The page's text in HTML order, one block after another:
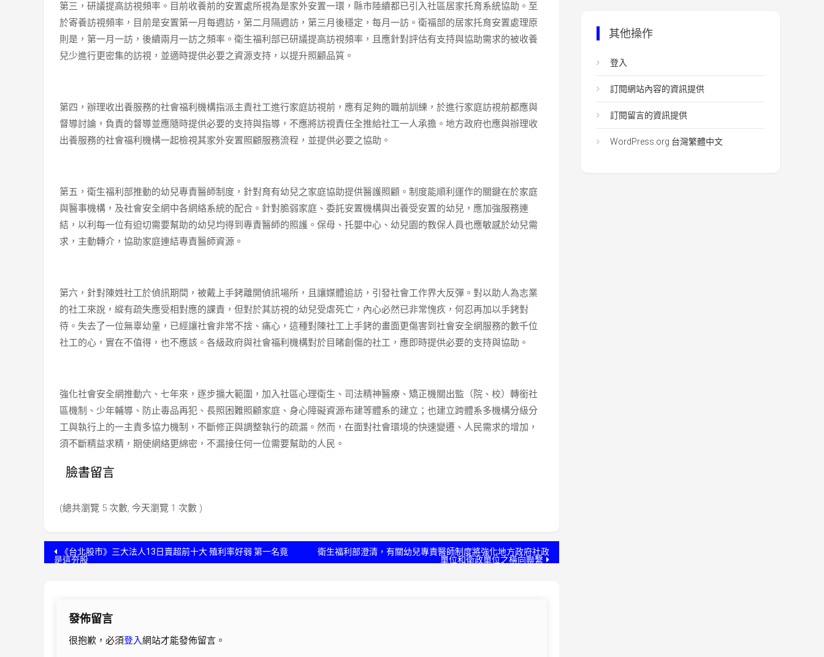
第三，研議提高訪視頻率。目前收養前的安置處所視為是家外安置一環，縣市陸續都已引入社區居家托育系統協助。至
於寄養訪視頻率，目前是安置第一月每週訪，第二月隔週訪，第三月後穩定，每月一訪。衛福部的居家托育安置處理原
則是，第一月一訪，後續兩月一訪之頻率。衛生福利部已研議提高訪視頻率，且應針對評估有支持與協助需求的被收養
兒少進行更密集的訪視，並適時提供必要之資源支持，以提升照顧品質。
第四，辦理收出養服務的社會福利機構指派主責社工進行家庭訪視前，應有足夠的職前訓練，於進行家庭訪視前都應與
督導討論，負責的督導並應隨時提供必要的支持與指導，不應將訪視責任全推給社工一人承擔。地方政府也應與辦理收
出養服務的社會福利機構一起檢視其家外安置照顧服務流程，並提供必要之協助。
第五，衛生福利部推動的幼兒專責醫師制度，針對育有幼兒之家庭協助提供醫護照顧。制度能順利運作的關鍵在於家庭
與醫事機構，及社會安全網中各網絡系統的配合。針對脆弱家庭、委託安置機構與出養受安置的幼兒，應加強服務連
結，以利每一位有迫切需要幫助的幼兒均得到專責醫師的照護。保母、托嬰中心、幼兒園的教保人員也應敏感於幼兒需
求，主動轉介，協助家庭連結專責醫師資源。
第六，針對陳姓社工於偵訊期間，被戴上手銬離開偵訊場所，且讓媒體追訪，引發社會工作界大反彈。對以助人為志業
的社工來說，縱有疏失應受相對應的課責，但對於其訪視的幼兒受虐死亡，內心必然已非常愧疚，何忍再加以手銬對
待。失去了一位無辜幼童，已經讓社會非常不捨、痛心，這種對陳社工上手銬的畫面更傷害到社會安全網服務的數千位
社工的心，實在不值得，也不應該。各級政府與社會福利機構對於目睹創傷的社工，應即時提供必要的支持與協助。
強化社會安全網推動六、七年來，逐步擴大範圍，加入社區心理衛生、司法精神醫療、矯正機關出監（院、校）轉銜社
區機制、少年輔導、防止毒品再犯、長照困難照顧家庭、身心障礙資源布建等體系的建立；也建立跨體系多機構分級分
工與執行上的一主責多協力機制，不斷修正與調整執行的疏漏。然而，在面對社會環境的快速變遷、人民需求的增加，
須不斷精益求精，期使網絡更綿密，不漏接任何一位需要幫助的人民。
臉書留言
(總共瀏覽 5 次數, 今天瀏覽 1 次數 )
文 《台北股市》三大法人13日賣超前十大 殖利率好弱 第一名竟
是這夯股
衛生福利部澄清，有關幼兒專責醫師制度將強化地方政府社政
單位和衛政單位之橫向聯繫
發佈留言
很抱歉，必須登入網站才能發佈留言。
其他操作
登入
訂閱網站內容的資訊提供
訂閱留言的資訊提供
WordPress.org 台灣繁體中文